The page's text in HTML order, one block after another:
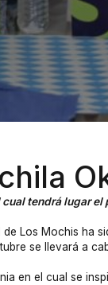
tendrá lugar
de Los Mochis ha
se llevará a
en el cual se